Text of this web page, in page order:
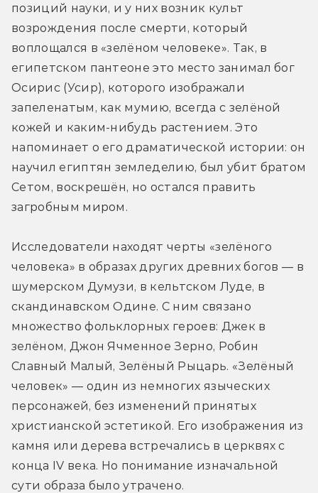
позиций науки, и у них возник культ
возрождения после смерти, который
воплощался в «зелёном человеке». Так, в
египетском пантеоне это место занимал бог
Осирис (Усир), которого изображали
запеленатым, как мумию, всегда с зелёной
кожей и каким-нибудь растением. Это
напоминает о его драматической истории: он
научил египтян земледелию, был убит братом
Сетом, воскрешён, но остался править
загробным миром.
Исследователи находят черты «зелёного
человека» в образах других древних богов — в
шумерском Думузи, в кельтском Луде, в
скандинавском Одине. С ним связано
множество фольклорных героев: Джек в
зелёном, Джон Ячменное Зерно, Робин
Славный Малый, Зелёный Рыцарь. «Зелёный
человек» — один из немногих языческих
персонажей, без изменений принятых
христианской эстетикой. Его изображения из
камня или дерева встречались в церквях с
конца IV века. Но понимание изначальной
сути образа было утрачено.